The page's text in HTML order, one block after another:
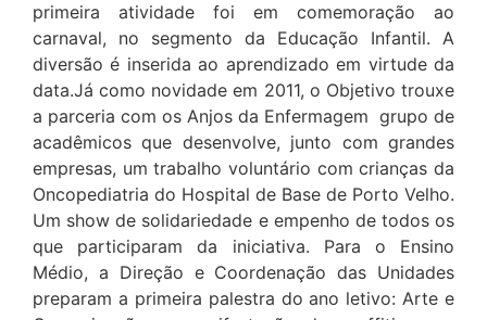
primeira atividade foi em comemoração ao
carnaval, no segmento da Educação Infantil. A
diversão é inserida ao aprendizado em virtude da
data.Já como novidade em 2011, o Objetivo trouxe
a parceria com os Anjos da Enfermagem  grupo de
acadêmicos que desenvolve, junto com grandes
empresas, um trabalho voluntário com crianças da
Oncopediatria do Hospital de Base de Porto Velho.
Um show de solidariedade e empenho de todos os
que participaram da iniciativa. Para o Ensino
Médio, a Direção e Coordenação das Unidades
preparam a primeira palestra do ano letivo: Arte e